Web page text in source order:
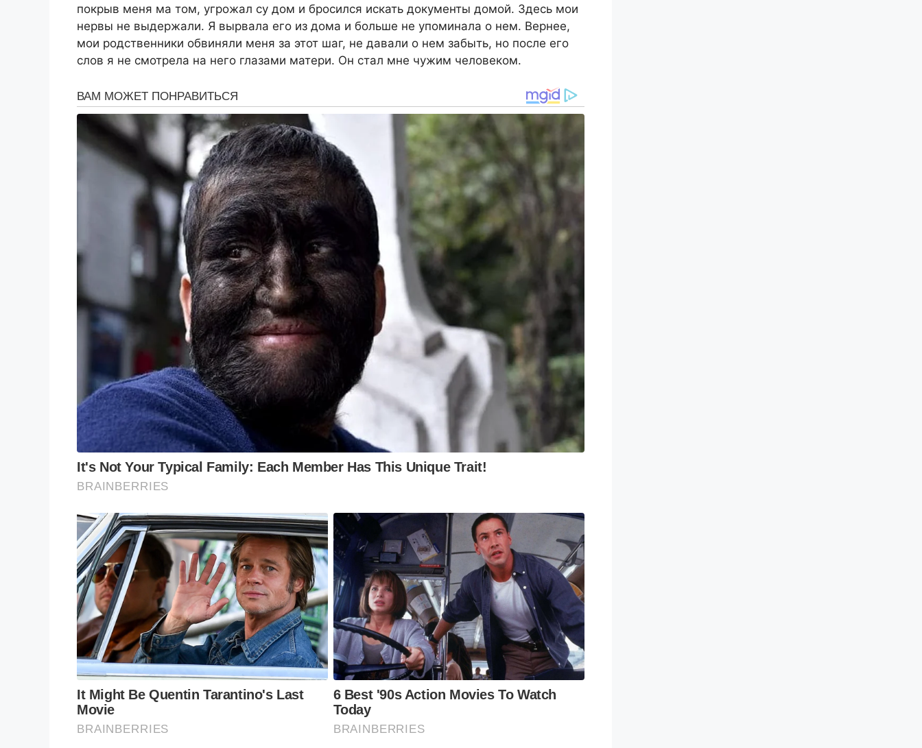
покрыв меня ма том, угрожал су дом и бросился искать документы домой. Здесь мои
нервы не выдержали. Я вырвала его из дома и больше не упоминала о нем. Вернее,
мои родственники обвиняли меня за этот шаг, не давали о нем забыть, но после его
слов я не смотрела на него глазами матери. Он стал мне чужим человеком.